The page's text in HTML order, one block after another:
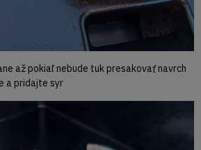
až pokiaľ nebude tuk presakovať navrch
a pridajte syr